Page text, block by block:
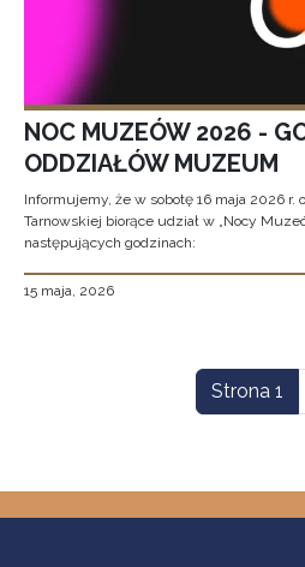
NOC MUZEÓW 2026 -
ODDZIAŁÓW MUZEUM
Informujemy, że w sobotę 16 maja 2026
Tarnowskiej biorące udział w „Nocy
następujących godzinach:
15 maja, 2026
Strona 1